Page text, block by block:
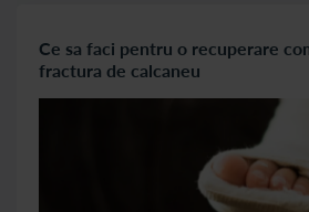
Ce sa faci pentru o recuperare
fractura de calcaneu